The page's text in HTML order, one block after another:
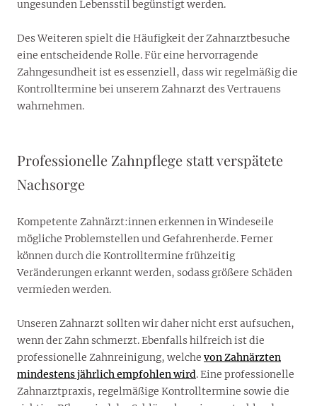
ungesunden Lebensstil begünstigt werden.
Des Weiteren spielt die Häufigkeit der Zahnarztbesuche
eine entscheidende Rolle. Für eine hervorragende
Zahngesundheit ist es essenziell, dass wir regelmäßig die
Kontrolltermine bei unserem Zahnarzt des Vertrauens
wahrnehmen.
Professionelle Zahnpflege statt verspätete
Nachsorge
Kompetente Zahnärzt:innen erkennen in Windeseile
mögliche Problemstellen und Gefahrenherde. Ferner
können durch die Kontrolltermine frühzeitig
Veränderungen erkannt werden, sodass größere Schäden
vermieden werden.
Unseren Zahnarzt sollten wir daher nicht erst aufsuchen,
wenn der Zahn schmerzt. Ebenfalls hilfreich ist die
professionelle Zahnreinigung, welche von Zahnärzten
mindestens jährlich empfohlen wird. Eine professionelle
Zahnarztpraxis, regelmäßige Kontrolltermine sowie die